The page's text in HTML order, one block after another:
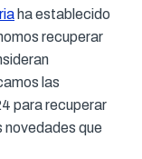
ha establecido
recuperar
las
para recuperar
novedades que